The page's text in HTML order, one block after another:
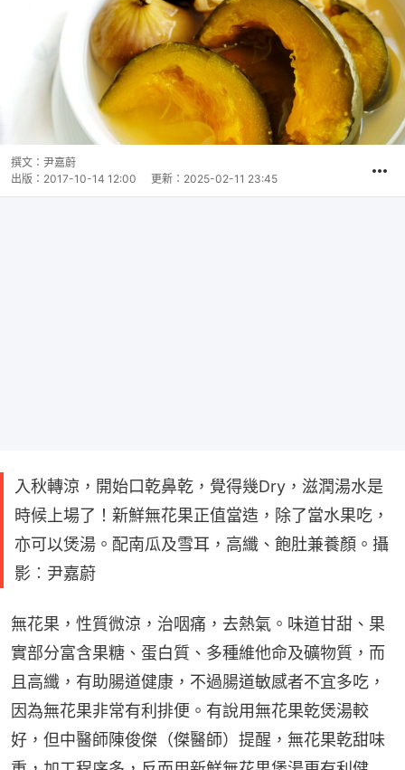
撰文： 尹嘉蔚
出版： 2017-10-14 12:00 更新： 2025-02-11 23:45
入秋轉涼，開始口乾鼻乾，覺得幾Dry，滋潤湯水是
時候上場了！新鮮無花果正值當造，除了當水果吃，
亦可以煲湯。配南瓜及雪耳，高纖、飽肚兼養顏。攝
影︰尹嘉蔚
無花果，性質微涼，治咽痛，去熱氣。味道甘甜、果
實部分富含果糖、蛋白質、多種維他命及礦物質，而
且高纖，有助腸道健康，不過腸道敏感者不宜多吃，
因為無花果非常有利排便。有說用無花果乾煲湯較
好，但中醫師陳俊傑（傑醫師）提醒，無花果乾甜味